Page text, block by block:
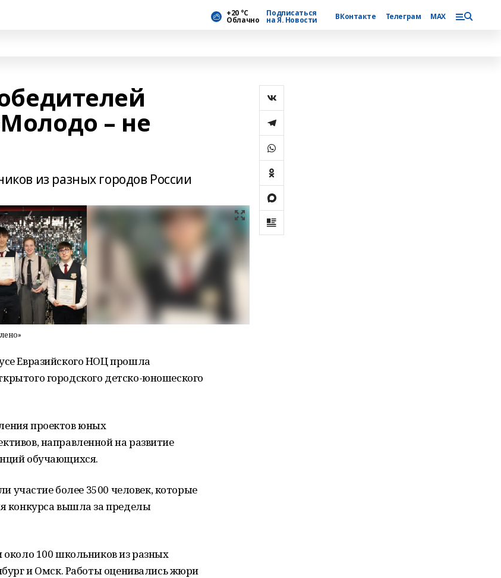
+20 °С
Облачно
Подписаться
на Я. Новости ВКонтакте Телеграм MAX
– не
из разных городов России
Евразийского НОЦ прошла
городского детско-юношеского
проектов юных
направленной на развитие
обучающихся.
участие более 3500 человек, которые
конкурса вышла за пределы
100 школьников из разных
и Омск. Работы оценивались жюри